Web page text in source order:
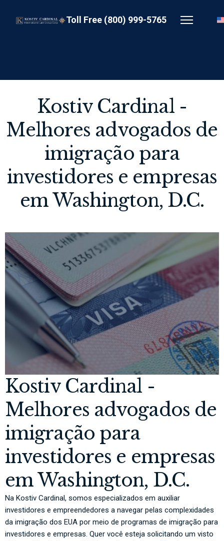
Toll Free (800) 999-5765
Kostiv Cardinal -
Melhores advogados de
imigração para
investidores e empresas
em Washington, D.C.
Kostiv Cardinal -
Melhores advogados de
imigração para
investidores e empresas
em Washington, D.C.
Na Kostiv Cardinal, somos especializados em auxiliar
investidores e empreendedores a navegar pelas complexidades
da imigração dos EUA por meio de programas de imigração para
investidores e empresas. Quer você esteja solicitando um visto